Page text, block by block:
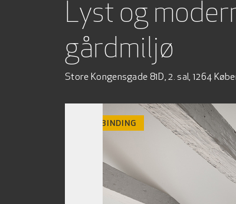
Lyst og
gårdmiljø
Store Kongensgade 81D, 2. sal, 1264
INGEN BINDING